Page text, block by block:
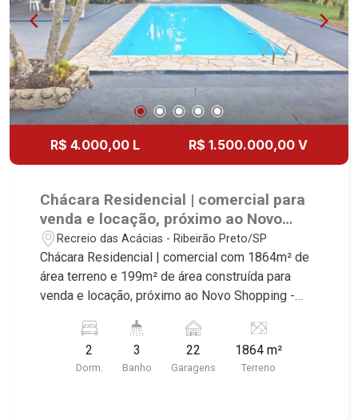
R$ 4.000,00 L R$ 1.500.000,00 V
Chácara Residencial | comercial para
venda e locação, próximo ao Novo
Shopping - Ribeirão Preto/SP.
Recreio das Acácias - Ribeirão Preto/SP
Chácara Residencial | comercial com 1864m² de
área terreno e 199m² de área construída para
venda e locação, próximo ao Novo Shopping -
Conheça as características deste imóvel que a
Martinelli Imobiliária selecionou para você: -
1864m² de área terreno e 199m² de área
2
Dorm.
3
Banho
22
Garagens
1864 m²
Terreno